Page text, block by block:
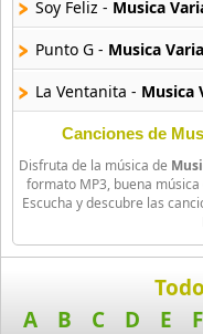
90s Party Hits
58 músicas online
90s Pop Rock
50 músicas online
90s Rap
50 músicas online
90s Rock
50 músicas online
Soy Feliz - Musica
Punto G - Musica
La Ventanita - Musica
A Pedir Su Mano -
Cosas Del Amor
Chica Ideal -
Musica
Definitivamente -
Musica
Canciones de
Disfruta de la música de
formato MP3, buena
Escucha y descubre las
A
B C D E F